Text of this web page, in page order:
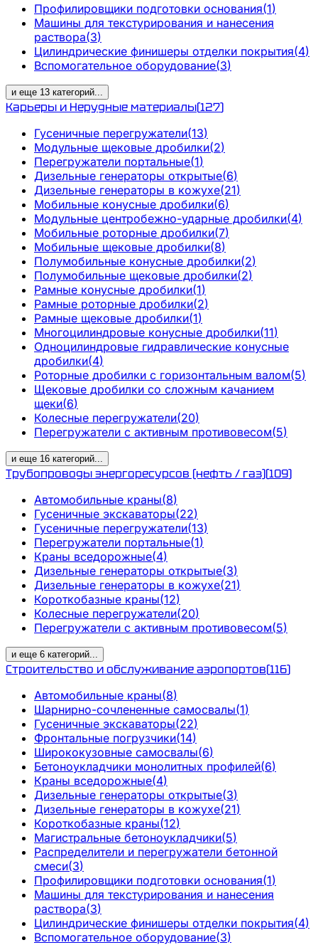
Профилировщики подготовки основания(1)
Машины для текстурирования и нанесения
раствора(3)
Цилиндрические финишеры отделки покрытия(4)
Вспомогательное оборудование(3)
и еще 13 категорий...
Карьеры и Нерудные материалы(127)
Гусеничные перегружатели(13)
Модульные щековые дробилки(2)
Перегружатели портальные(1)
Дизельные генераторы открытые(6)
Дизельные генераторы в кожухе(21)
Мобильные конусные дробилки(6)
Модульные центробежно-ударные дробилки(4)
Мобильные роторные дробилки(7)
Мобильные щековые дробилки(8)
Полумобильные конусные дробилки(2)
Полумобильные щековые дробилки(2)
Рамные конусные дробилки(1)
Рамные роторные дробилки(2)
Рамные щековые дробилки(1)
Многоцилиндровые конусные дробилки(11)
Одноцилиндровые гидравлические конусные
дробилки(4)
Роторные дробилки с горизонтальным валом(5)
Щековые дробилки со сложным качанием
щеки(6)
Колесные перегружатели(20)
Перегружатели с активным противовесом(5)
и еще 16 категорий...
Трубопроводы энергоресурсов (нефть / газ)(109)
Автомобильные краны(8)
Гусеничные экскаваторы(22)
Гусеничные перегружатели(13)
Перегружатели портальные(1)
Краны вседорожные(4)
Дизельные генераторы открытые(3)
Дизельные генераторы в кожухе(21)
Короткобазные краны(12)
Колесные перегружатели(20)
Перегружатели с активным противовесом(5)
и еще 6 категорий...
Строительство и обслуживание аэропортов(116)
Автомобильные краны(8)
Шарнирно-сочлененные самосвалы(1)
Гусеничные экскаваторы(22)
Фронтальные погрузчики(14)
Ширококузовные самосвалы(6)
Бетоноукладчики монолитных профилей(6)
Краны вседорожные(4)
Дизельные генераторы открытые(3)
Дизельные генераторы в кожухе(21)
Короткобазные краны(12)
Магистральные бетоноукладчики(5)
Распределители и перегружатели бетонной
смеси(3)
Профилировщики подготовки основания(1)
Машины для текстурирования и нанесения
раствора(3)
Цилиндрические финишеры отделки покрытия(4)
Вспомогательное оборудование(3)